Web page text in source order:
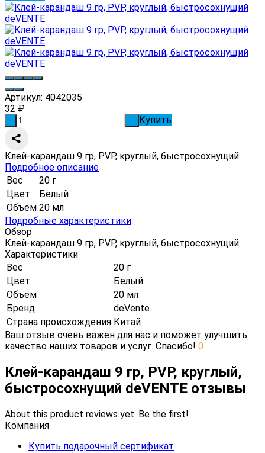
Артикул: 4042035
32 ₽
Купить
Клей-карандаш 9 гр, PVP, круглый, быстросохнущий
Подробное описание
Вес
20 г
Цвет
Белый
Объем 20 мл
Подробные характеристики
Обзор
Клей-карандаш 9 гр, PVP, круглый, быстросохнущий
Характеристики
Вес
20 г
Цвет
Белый
Объем
20 мл
Бренд
deVente
Страна происхождения Китай
Ваш отзыв очень важен для нас и поможет улучшить
качество наших товаров и услуг. Спасибо! 0
Клей-карандаш 9 гр, PVP, круглый,
быстросохнущий deVENTE отзывы
About this product reviews yet. Be the first!
Компания
Купить подарочный сертификат